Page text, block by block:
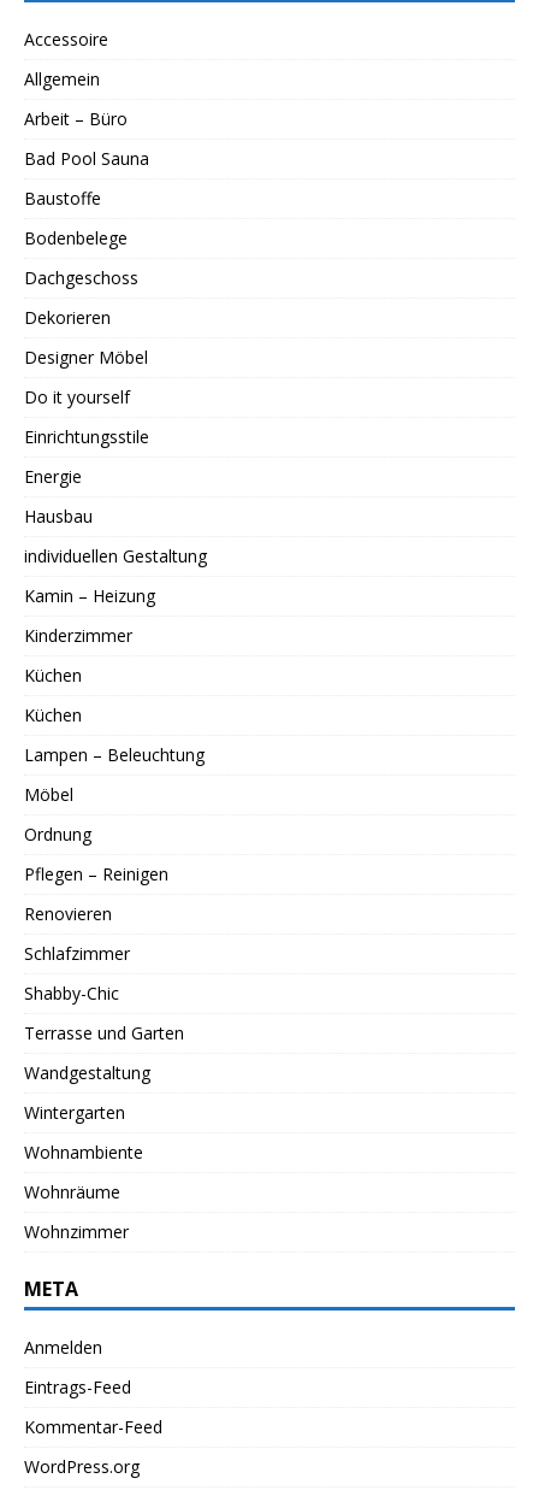
Accessoire
Allgemein
Arbeit – Büro
Bad Pool Sauna
Baustoffe
Bodenbelege
Dachgeschoss
Dekorieren
Designer Möbel
Do it yourself
Einrichtungsstile
Energie
Hausbau
individuellen Gestaltung
Kamin – Heizung
Kinderzimmer
Küchen
Küchen
Lampen – Beleuchtung
Möbel
Ordnung
Pflegen – Reinigen
Renovieren
Schlafzimmer
Shabby-Chic
Terrasse und Garten
Wandgestaltung
Wintergarten
Wohnambiente
Wohnräume
Wohnzimmer
META
Anmelden
Eintrags-Feed
Kommentar-Feed
WordPress.org